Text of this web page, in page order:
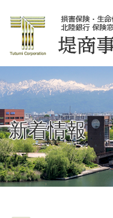
〒930-0085 富山県富
ほくほくFG・
新着情報